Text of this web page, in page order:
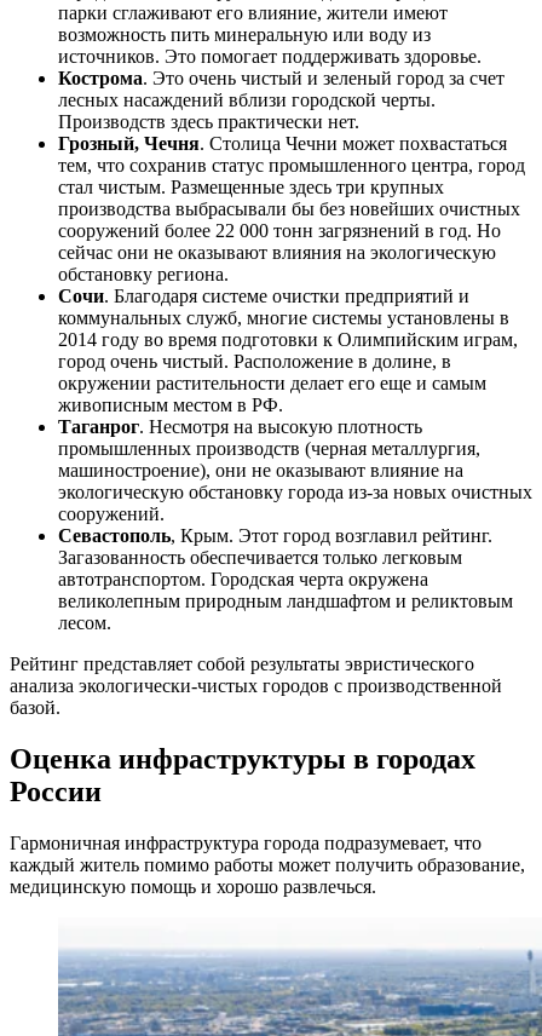
парки сглаживают его влияние, жители имеют
возможность пить минеральную или воду из
источников. Это помогает поддерживать здоровье.
Кострома. Это очень чистый и зеленый город за счет
лесных насаждений вблизи городской черты.
Производств здесь практически нет.
Грозный, Чечня. Столица Чечни может похвастаться
тем, что сохранив статус промышленного центра, город
стал чистым. Размещенные здесь три крупных
производства выбрасывали бы без новейших очистных
сооружений более 22 000 тонн загрязнений в год. Но
сейчас они не оказывают влияния на экологическую
обстановку региона.
Сочи. Благодаря системе очистки предприятий и
коммунальных служб, многие системы установлены в
2014 году во время подготовки к Олимпийским играм,
город очень чистый. Расположение в долине, в
окружении растительности делает его еще и самым
живописным местом в РФ.
Таганрог. Несмотря на высокую плотность
промышленных производств (черная металлургия,
машиностроение), они не оказывают влияние на
экологическую обстановку города из-за новых очистных
сооружений.
Севастополь, Крым. Этот город возглавил рейтинг.
Загазованность обеспечивается только легковым
автотранспортом. Городская черта окружена
великолепным природным ландшафтом и реликтовым
лесом.
Рейтинг представляет собой результаты эвристического
анализа экологически-чистых городов с производственной
базой.
Оценка инфраструктуры в городах
России
Гармоничная инфраструктура города подразумевает, что
каждый житель помимо работы может получить образование,
медицинскую помощь и хорошо развлечься.